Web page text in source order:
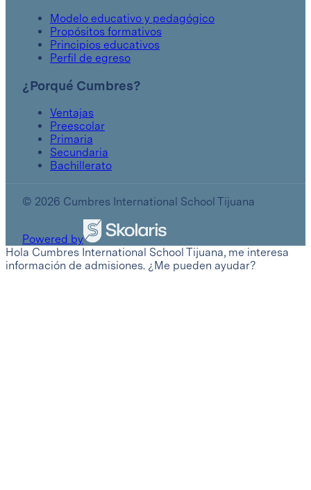
Modelo educativo y pedagógico
Propósitos formativos
Principios educativos
Perfil de egreso
¿Porqué Cumbres?
Ventajas
Preescolar
Primaria
Secundaria
Bachillerato
© 2026 Cumbres International School Tijuana
Powered by
Hola Cumbres International School Tijuana, me interesa
información de admisiones. ¿Me pueden ayudar?